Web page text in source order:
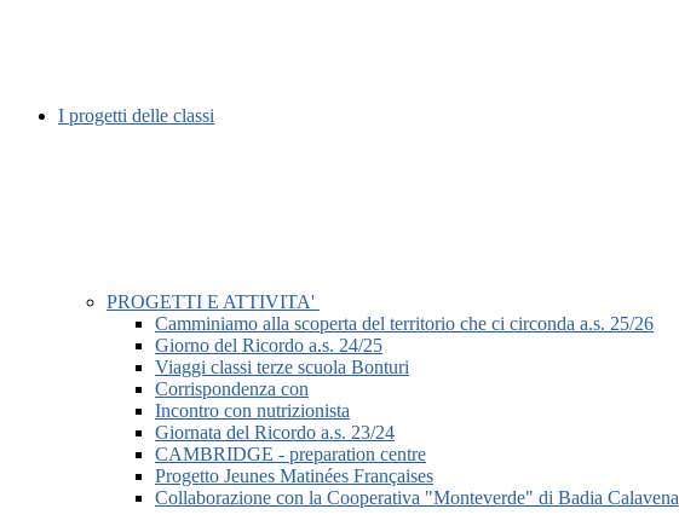
I progetti delle classi
PROGETTI E ATTIVITA'
Camminiamo alla scoperta del territorio che ci circonda a.s. 25/26
Giorno del Ricordo a.s. 24/25
Viaggi classi terze scuola Bonturi
Corrispondenza con
Incontro con nutrizionista
Giornata del Ricordo a.s. 23/24
CAMBRIDGE - preparation centre
Progetto Jeunes Matinées Françaises
Collaborazione con la Cooperativa "Monteverde" di Badia Calavena